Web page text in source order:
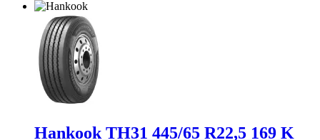
Hankook TH31 445/65 R22,5 169 K